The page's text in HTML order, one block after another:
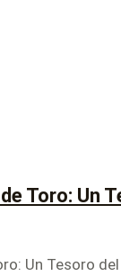
Toro: Un
Un Tesoro